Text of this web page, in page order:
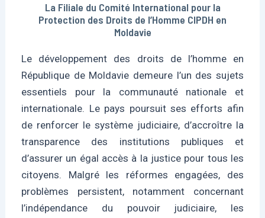
La Filiale du Comité International pour la
Protection des Droits de l’Homme CIPDH en
Moldavie
Le développement des droits de l’homme en
République de Moldavie demeure l’un des sujets
essentiels pour la communauté nationale et
internationale. Le pays poursuit ses efforts afin
de renforcer le système judiciaire, d’accroître la
transparence des institutions publiques et
d’assurer un égal accès à la justice pour tous les
citoyens. Malgré les réformes engagées, des
problèmes persistent, notamment concernant
l’indépendance du pouvoir judiciaire, les